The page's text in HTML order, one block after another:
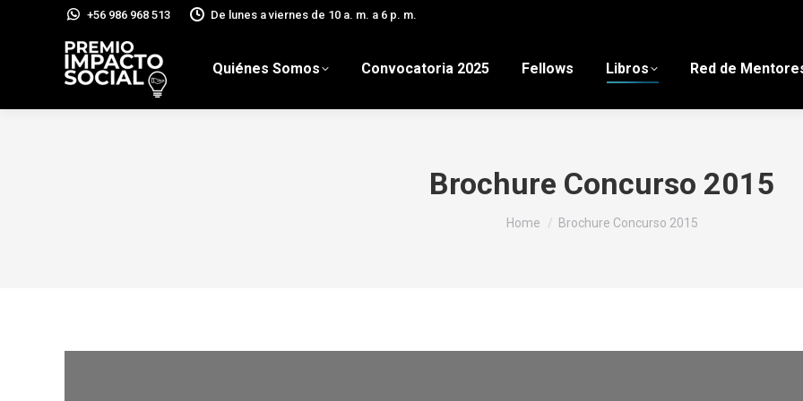
+56 986 968 513 De lunes a viernes de 10 a. m. a 6 p. m.
Quiénes Somos Convocatoria 2025 Fellows Libros Red de
Brochure Concurso 2015
You are here:
Home Brochure Concurso 2015